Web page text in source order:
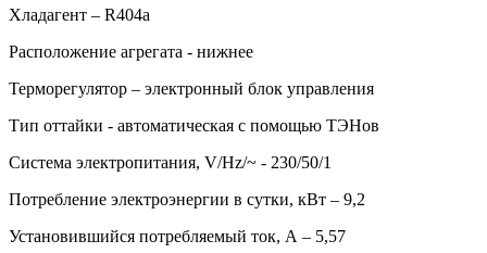
Хладагент – R404a
Расположение агрегата - нижнее
Терморегулятор – электронный блок управления
Тип оттайки - автоматическая с помощью ТЭНов
Система электропитания, V/Hz/~ - 230/50/1
Потребление электроэнергии в сутки, кВт – 9,2
Установившийся потребляемый ток, А – 5,57